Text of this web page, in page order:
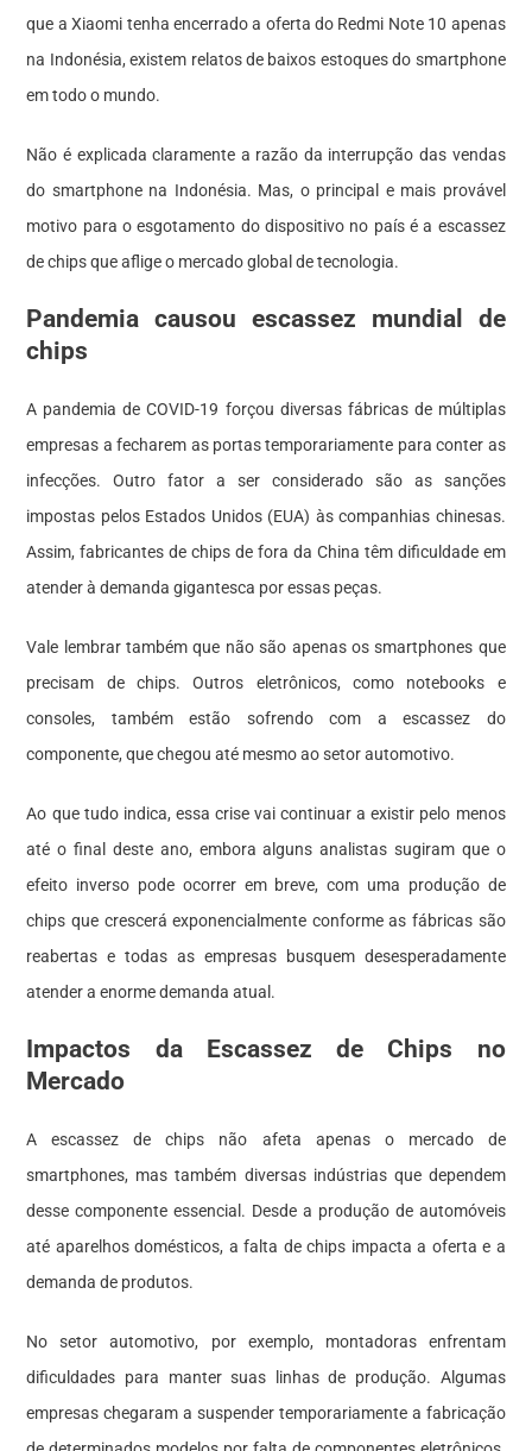
que a Xiaomi tenha encerrado a oferta do Redmi Note 10 apenas
na Indonésia, existem relatos de baixos estoques do smartphone
em todo o mundo.
Não é explicada claramente a razão da interrupção das vendas
do smartphone na Indonésia. Mas, o principal e mais provável
motivo para o esgotamento do dispositivo no país é a escassez
de chips que aflige o mercado global detecnologia.
Pandemia causou escassez mundial de
chips
A pandemia de COVID-19 forçou diversas fábricas de múltiplas
empresas a fecharem as portas temporariamente para conter as
infecções. Outro fator a ser considerado são as sanções
impostas pelos Estados Unidos (EUA) às companhias chinesas.
Assim, fabricantes de chips de fora da China têm dificuldade em
atender à demanda gigantesca por essas peças.
Vale lembrar também que não são apenas os smartphones que
precisam de chips. Outros eletrônicos, como notebooks e
consoles, também estão sofrendo com a escassez do
componente, que chegou até mesmo ao setor automotivo.
Ao que tudo indica, essa crise vai continuar a existir pelo menos
até o final deste ano, embora alguns analistas sugiram que o
efeito inverso pode ocorrer em breve, com uma produção de
chips que crescerá exponencialmente conforme as fábricas são
reabertas e todas as empresas busquem desesperadamente
atender a enorme demanda atual.
Impactos da Escassez de Chips no
Mercado
A escassez de chips não afeta apenas o mercado de
smartphones, mas também diversas indústrias que dependem
desse componente essencial. Desde a produção de automóveis
até aparelhos domésticos, a falta de chips impacta a oferta e a
demanda de produtos.
No setor automotivo, por exemplo, montadoras enfrentam
dificuldades para manter suas linhas de produção. Algumas
empresas chegaram a suspender temporariamente a fabricação